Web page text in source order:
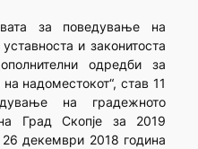
за поведување на
и законитоста
одредби за
надоместокот“, став 11
на градежното
Град Скопје за 2019
декември 2018 година